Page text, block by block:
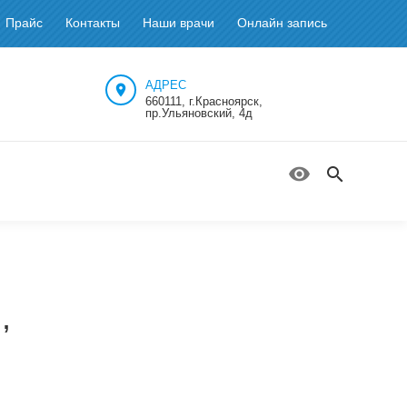
Прайс Контакты Наши врачи Онлайн запись
АДРЕС
660111, г.Красноярск,
пр.Ульяновский, 4д